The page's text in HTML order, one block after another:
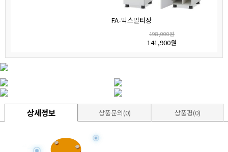
FA-믹스멀티장
198,000원
141,900원
상세정보 상품문의(0) 상품평(0)